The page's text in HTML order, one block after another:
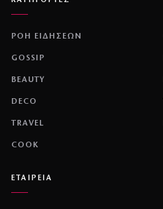
ΡΟΗ ΕΙΔΗΣΕΩΝ
GOSSIP
BEAUTY
DECO
TRAVEL
COOK
ΕΤΑΙΡΕΙΑ